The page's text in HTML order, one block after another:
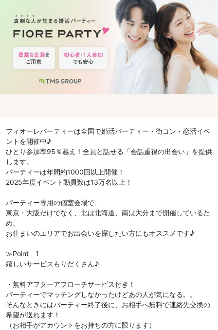
フィオーレパーティーは全国で婚活パーティー・街コン・恋活イベ
ントを開催中♪
ひとり参加率95％越え！全員と話せる「会話重視の出会い」を提供
します。
パーティーは年間約1000回以上開催！
2025年度イベント動員数は13万名以上！
パーティー専用の個室会場で、
東京・大阪だけでなく、北は北海道、南は大分まで開催しているた
め、
お住まいのエリアでお出会いを探したい方にもオススメです♪
≫Point 1
嬉しいサービスもりだくさん♪
・無料アフターアプローチサービス付き！
パーティーでマッチングしなかったけどあの人が気になる。。
そんなときにはパーティー終了後に、お相手へ無料で連絡先交換の
希望が送れます！
（お相手がアカウントをお持ちの方に限ります）